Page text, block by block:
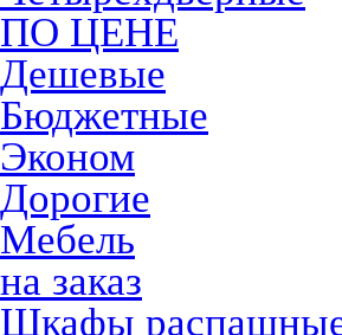
ПО ЦЕНЕ
Дешевые
Бюджетные
Эконом
Дорогие
Мебель
на заказ
Шкафы